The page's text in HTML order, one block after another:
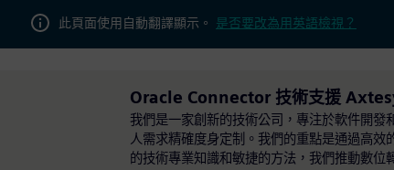
此頁面使用自動翻譯顯示。 是否要改為用英語檢視？
Oracle Connector 技術支援
我們是一家創新的技術公司，專注於軟件開
人需求精確度身定制。我們的重點是通過高
的技術專業知識和敏捷的方法，我們推動數位